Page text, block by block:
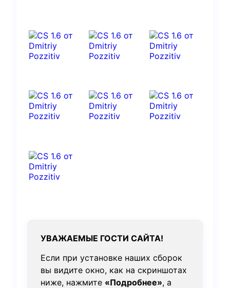
УВАЖАЕМЫЕ ГОСТИ САЙТА!
Если при установке наших сборок
вы видите окно, как на скриншотах
ниже, нажмите «Подробнее», а